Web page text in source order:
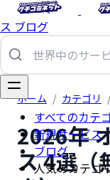
ス ブログ
すべてのカテ
新規サービス
ブログ
人気のカテゴ
ホーム / カテゴリ /
2026年
ス 4選（